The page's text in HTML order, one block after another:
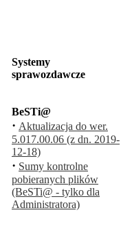
Systemy
sprawozdawcze
BeSTi@
· Aktualizacja do wer.
5.017.00.06 (z dn. 2019-
12-18)
· Sumy kontrolne
pobieranych plików
(BeSTi@ - tylko dla
Administratora)